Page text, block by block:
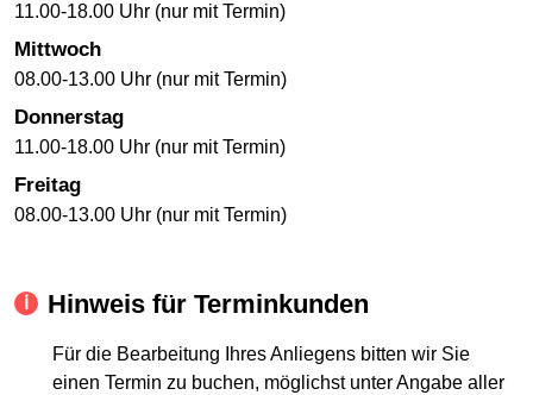
11.00-18.00 Uhr (nur mit Termin)
Mittwoch
08.00-13.00 Uhr (nur mit Termin)
Donnerstag
11.00-18.00 Uhr (nur mit Termin)
Freitag
08.00-13.00 Uhr (nur mit Termin)
Hinweis für Terminkunden
Für die Bearbeitung Ihres Anliegens bitten wir Sie
einen Termin zu buchen, möglichst unter Angabe aller